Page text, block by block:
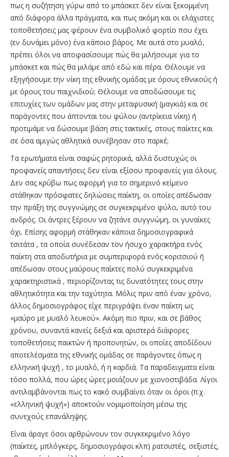
πως η συζήτηση γύρω από το μπάσκετ δεν είναι ξεκομμένη
από διάφορα άλλα πράγματα, και πως ακόμη και οι ελάχιστες
τοποθετήσεις μας φέρουν ένα συμβολικό φορτίο που έχει
(εν δυνάμει μόνο) ένα κάποιο βάρος. Με αυτά στο μυαλό,
πρέπει όλοι να αποφασίσουμε πώς θα μιλήσουμε για το
μπάσκετ και πώς θα μιλάμε από εδώ και πέρα. Θέλουμε να
εξηγήσουμε την νίκη της εθνικής ομάδας με όρους εθνικούς ή
με όρους του παιχνιδιού; Θέλουμε να αποδώσουμε τις
επιτυχίες των ομάδων μας στην μεταφυσική (μαγκιά) και σε
παράγοντες που άπτονται του φύλου (αντρίκεια νίκη) ή
προτιμάμε να δώσουμε βάση στις τακτικές, στους παίκτες και
σε όσα αμιγώς αθλητικά συνέβησαν στο παρκέ;
Τα ερωτήματα είναι σαφώς ρητορικά, αλλά δυστυχώς οι
προφανείς απαντήσεις δεν είναι εξίσου προφανείς για όλους.
Δεν σας κρύβω πως αφορμή για το σημερινό κείμενο
στάθηκαν πρόσφατες δηλώσεις παίκτη, οι οποίες απέδωσαν
την πράξη της συγγνώμης σε συγκεκριμένο φύλο, αυτό του
ανδρός. Οι άντρες ξέρουν να ζητάνε συγγνώμη, οι γυναίκες
όχι. Επίσης αφορμή στάθηκαν κάποια δημοσιογραφικά
τσιτάτα , τα οποία συνέδεσαν τον ήσυχο χαρακτήρα ενός
παίκτη στα αποδυτήρια με συμπεριφορά ενός κοριτσιού ή
απέδωσαν στους μαύρους παίκτες πολύ συγκεκριμένα
χαρακτηριστικά , περιορίζοντας τις δυνατότητες τους στην
αθλητικότητα και την ταχύτητα. Μόλις πριν από έναν χρόνο,
άλλος δημοσιογράφος είχε περιγράψει έναν παίκτη ως
«μαύρο με μυαλό λευκού». Ακόμη πιο πριν, και σε βάθος
χρόνου, συναντά κανείς δεξιά και αριστερά διάφορες
τοποθετήσεις παικτών ή προπονητών, οι οποίες αποδίδουν
αποτελέσματα της εθνικής ομάδας σε παράγοντες όπως η
ελληνική ψυχή , το μυαλό, ή η καρδιά. Τα παραδειγματα είναι
τόσο πολλά, που ώρες ώρες μοιάζουν με χιονοστιβάδα. Λίγοι
αντιλαμβάνονται πως το κακό συμβαίνει όταν οι όροι (π.χ.
«ελληνική ψυχή») αποκτούν νομιμοποίηση μέσω της
συνεχούς επανάληψης.
Είναι άραγε όσοι αρθρώνουν τον συγκεκριμένο λόγο
(παίκτες, μπλόγκερς, δημοσιογράφοι κλπ) ρατσιστές, σεξιστές,